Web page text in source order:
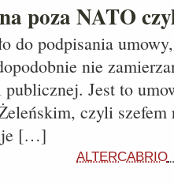
poza NATO
do podpisania
nie
Jest to
czyli
[…]
ALTERCABRIO